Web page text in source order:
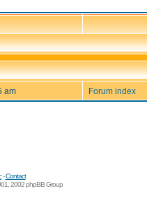
am Forum index
-Contact
2002 phpBB Group